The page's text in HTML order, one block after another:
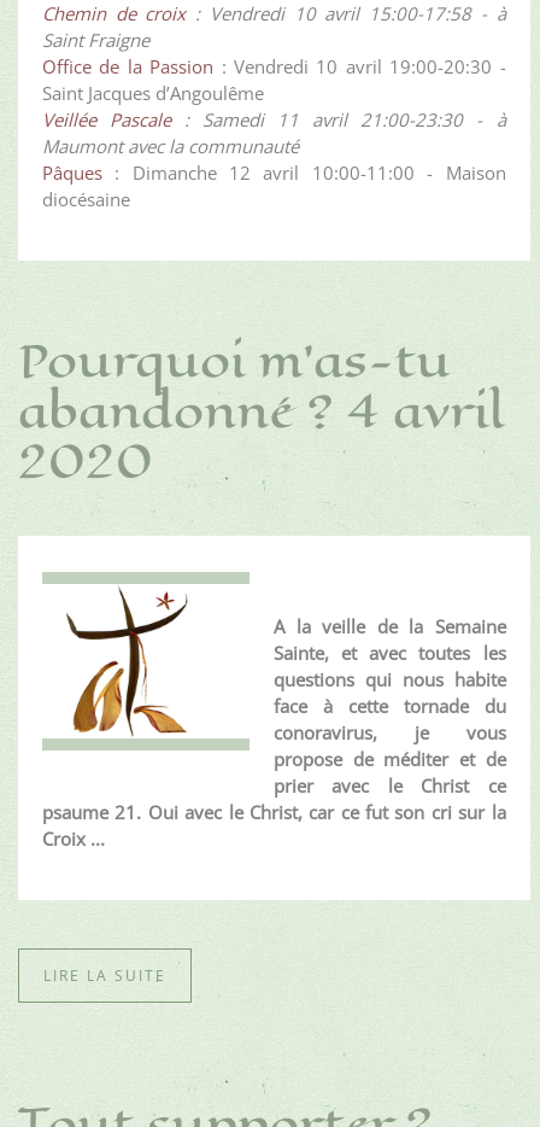
Chemin de croix: Vendredi 10 avril 15:00-17:58 - à
Saint Fraigne
Office de la Passion : Vendredi 10 avril 19:00-20:30 -
Saint Jacques d’Angoulême
Veillée Pascale: Samedi 11 avril 21:00-23:30 - à
Maumont avec la communauté
Pâques : Dimanche 12 avril 10:00-11:00 - Maison
diocésaine
Pourquoi m'as-tu
abandonné ? 4 avril
2020
A la veille de la Semaine
Sainte, et avec toutes les
questions qui nous habite
face à cette tornade du
conoravirus, je vous
propose de méditer et de
prier avec le Christ ce
psaume 21. Oui avec le Christ, car ce fut son cri sur la
Croix ...
LIRE LA SUITE